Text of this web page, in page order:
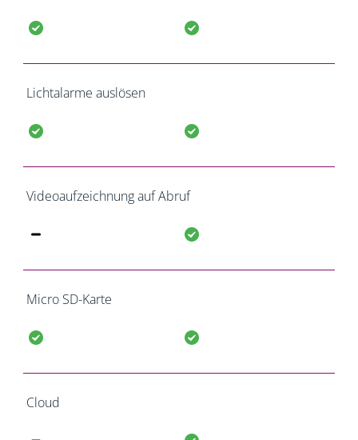
Lichtalarme auslösen
Videoaufzeichnung auf Abruf
Micro SD-Karte
Cloud